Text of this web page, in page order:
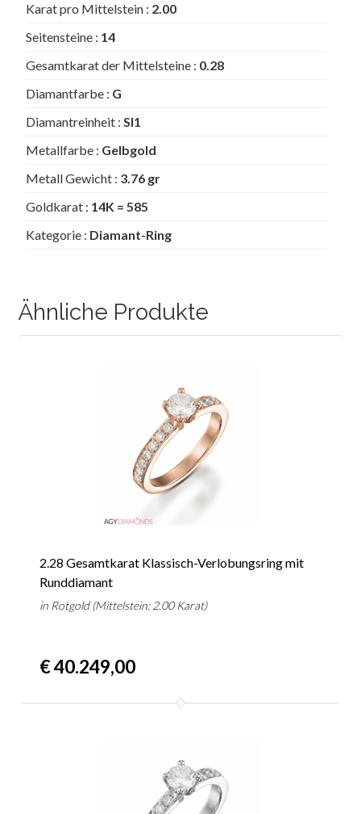
Karat pro Mittelstein : 2.00
Seitensteine : 14
Gesamtkarat der Mittelsteine : 0.28
Diamantfarbe : G
Diamantreinheit :SI1
Metallfarbe : Gelbgold
Metall Gewicht : 3.76 gr
Goldkarat : 14K = 585
Kategorie : Diamant-Ring
Ähnliche Produkte
2.28 Gesamtkarat Klassisch-Verlobungsring mit
Runddiamant
in Rotgold (Mittelstein: 2.00 Karat)
€ 40.249,00